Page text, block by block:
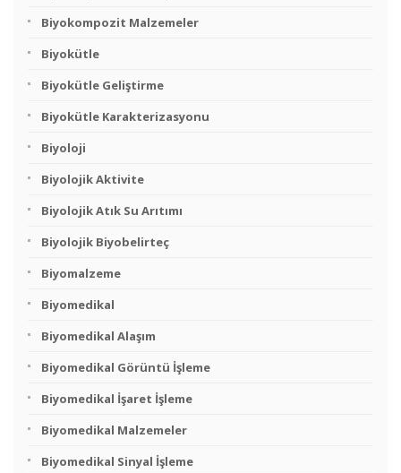
Biyokompozit Malzemeler
Biyokütle
Biyokütle Geliştirme
Biyokütle Karakterizasyonu
Biyoloji
Biyolojik Aktivite
Biyolojik Atık Su Arıtımı
Biyolojik Biyobelirteç
Biyomalzeme
Biyomedikal
Biyomedikal Alaşım
Biyomedikal Görüntü İşleme
Biyomedikal İşaret İşleme
Biyomedikal Malzemeler
Biyomedikal Sinyal İşleme